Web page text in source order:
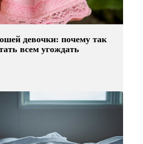
девочки: почему так
всем угождать